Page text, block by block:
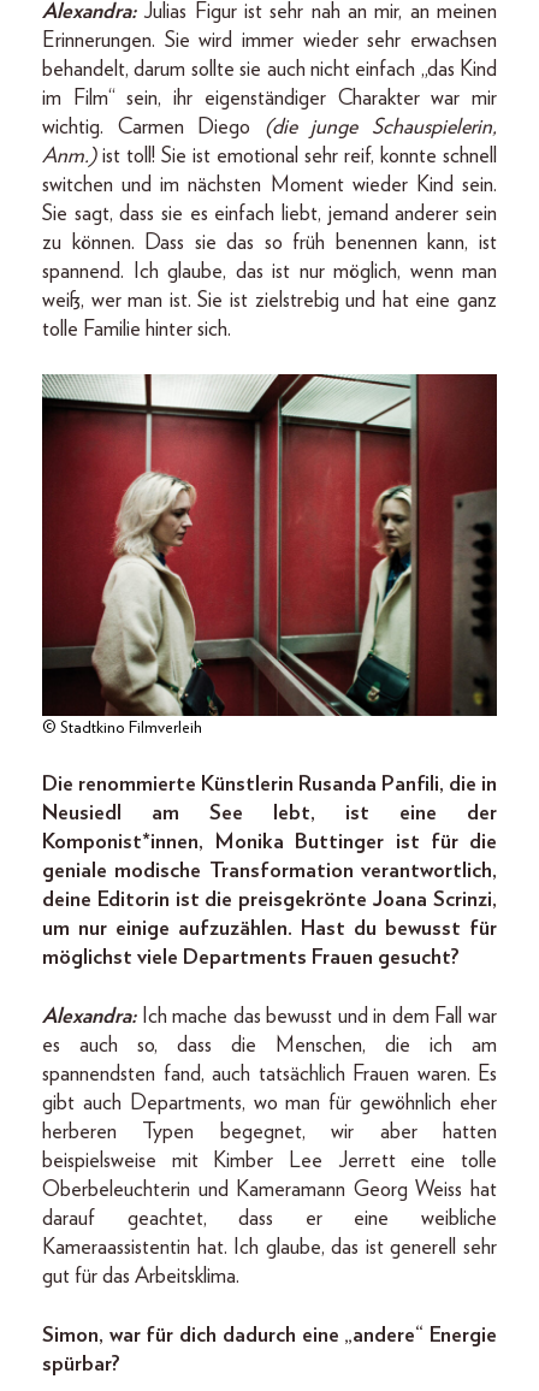
Alexandra: Julias Figur ist sehr nah an mir, an meinen
Erinnerungen. Sie wird immer wieder sehr erwachsen
behandelt, darum sollte sie auch nicht einfach „das Kind
im Film“ sein, ihr eigenständiger Charakter war mir
wichtig. Carmen Diego (die junge Schauspielerin,
Anm.) ist toll! Sie ist emotional sehr reif, konnte schnell
switchen und im nächsten Moment wieder Kind sein.
Sie sagt, dass sie es einfach liebt, jemand anderer sein
zu können. Dass sie das so früh benennen kann, ist
spannend. Ich glaube, das ist nur möglich, wenn man
weiß, wer man ist. Sie ist zielstrebig und hat eine ganz
tolle Familie hinter sich.
© Stadtkino Filmverleih
Die renommierte Künstlerin Rusanda Panfili, die in
Neusiedl am See lebt, ist eine der
Komponist*innen, Monika Buttinger ist für die
geniale modische Transformation verantwortlich,
deine Editorin ist die preisgekrönte Joana Scrinzi,
um nur einige aufzuzählen. Hast du bewusst für
möglichst viele Departments Frauen gesucht?
Alexandra: Ich mache das bewusst und in dem Fall war
es auch so, dass die Menschen, die ich am
spannendsten fand, auch tatsächlich Frauen waren. Es
gibt auch Departments, wo man für gewöhnlich eher
herberen Typen begegnet, wir aber hatten
beispielsweise mit Kimber Lee Jerrett eine tolle
Oberbeleuchterin und Kameramann Georg Weiss hat
darauf geachtet, dass er eine weibliche
Kameraassistentin hat. Ich glaube, das ist generell sehr
gut für das Arbeitsklima.
Simon, war für dich dadurch eine „andere“ Energie
spürbar?